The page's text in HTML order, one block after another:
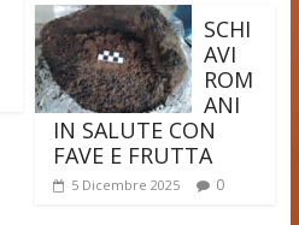
SCHI
AVI
ROM
ANI
IN SALUTE CON
FAVE E FRUTTA
5 Dicembre 2025 0